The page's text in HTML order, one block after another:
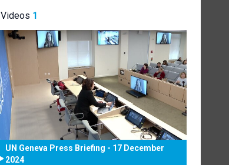
Videos 1
UN Geneva Press Briefing - 17 December
2024